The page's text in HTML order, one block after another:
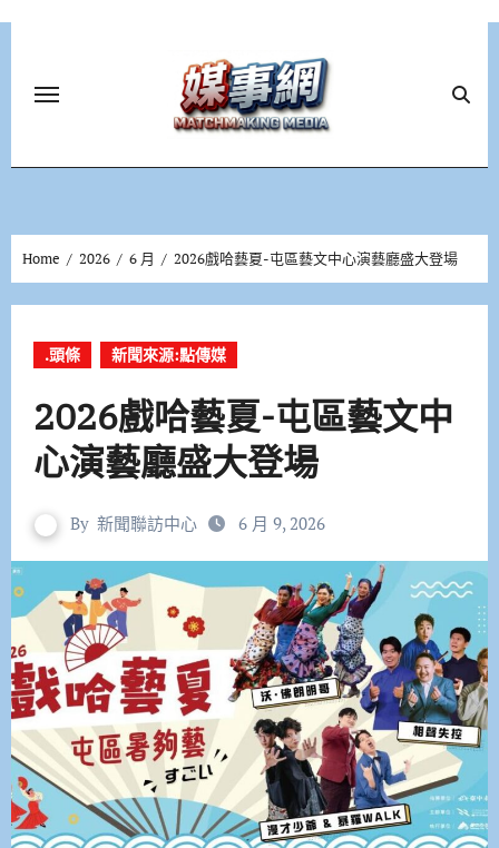
Home 2026 6 月 2026戲哈藝夏-屯區藝文中心演藝廳盛大登場
.頭條 新聞來源:點傳媒
2026戲哈藝夏-屯區藝文中
心演藝廳盛大登場
By 新聞聯訪中心 6 月 9, 2026